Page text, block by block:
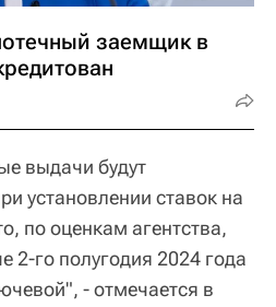
заемщик в
выдачи будут
установлении ставок на
по оценкам агентства,
2-го полугодия 2024 года
- отмечается в